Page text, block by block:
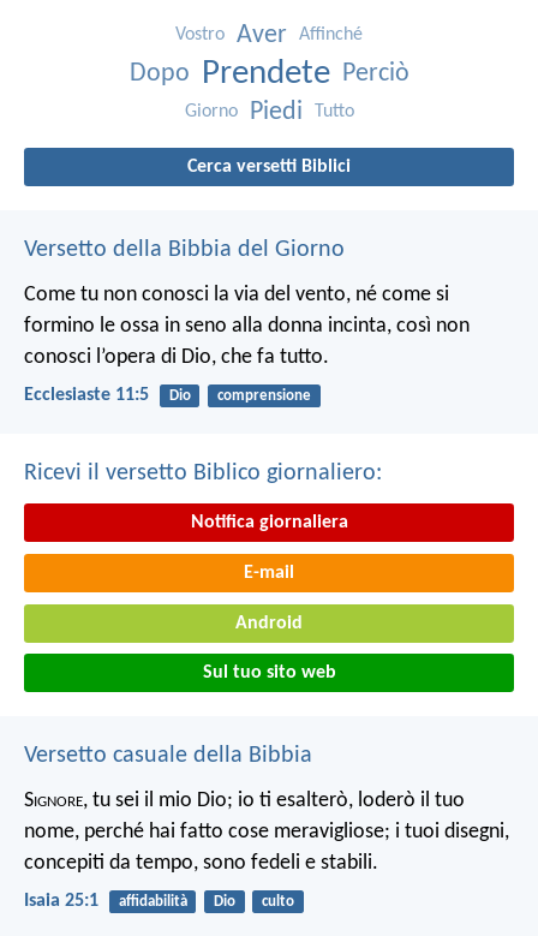
Vostro Aver Affinché
Dopo Prendete Perciò
Giorno Piedi Tutto
Cerca versetti Biblici
Versetto della Bibbia del Giorno
Come tu non conosci la via del vento, né come si
formino le ossa in seno alla donna incinta, così non
conosci l’opera di Dio, che fa tutto.
Ecclesiaste 11:5 Dio comprensione
Ricevi il versetto Biblico giornaliero:
Notifica giornaliera
E-mail
Android
Sul tuo sito web
Versetto casuale della Bibbia
Signore, tu sei il mio Dio; io ti esalterò, loderò il tuo
nome, perché hai fatto cose meravigliose; i tuoi disegni,
concepiti da tempo, sono fedeli e stabili.
Isaia 25:1 affidabilità Dio culto